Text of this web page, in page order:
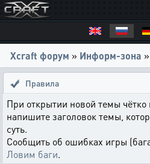
Xcraft форум » Информ-зона »
Правила
При открытии новой темы чётко
напишите заголовок темы,
суть.
Сообщить об ошибках игры
Ловим баги.